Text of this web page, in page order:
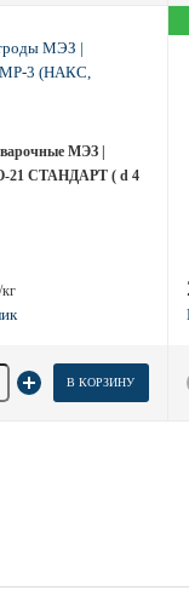
МЭЗ |
21 СТАНДАРТ ( d 4
товара В КОРЗИНУ